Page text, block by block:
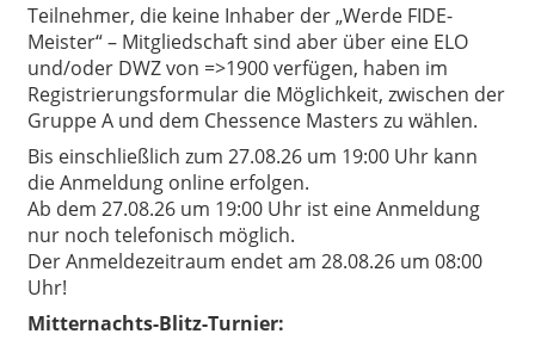
Teilnehmer, die keine Inhaber der „Werde FIDE-
Meister“ – Mitgliedschaft sind aber über eine ELO
und/oder DWZ von =>1900 verfügen, haben im
Registrierungsformular die Möglichkeit, zwischen der
Gruppe A und dem Chessence Masters zu wählen.
Bis einschließlich zum 27.08.26 um 19:00 Uhr kann
die Anmeldung online erfolgen.
Ab dem 27.08.26 um 19:00 Uhr ist eine Anmeldung
nur noch telefonisch möglich.
Der Anmeldezeitraum endet am 28.08.26 um 08:00
Uhr!
Mitternachts-Blitz-Turnier: